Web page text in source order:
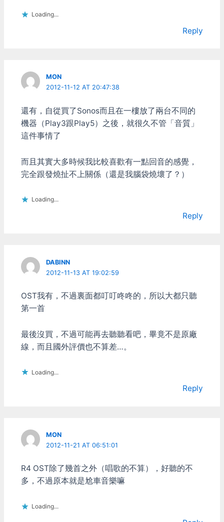
隻sub woofer大概要四、
就不會從喇叭發出那些低音
來。 前言講完了，來講A/B
301.2的時候，bass聲的董
~咚~幾乎都不見了，聽是
聽的到，可是變的沒感覺。
顯。兩邊這樣切來切去的時
候覺得有點失落，Elac
(因為都沒重低音)。具體形
容的話，在ACS45.1董~咚
接下來試著不要一直切來切
去，每個喇叭各聽一段時間
ACS45.1有董~咚~是不
錯，可是整段聽起來就沒有
覺得特別開心；而Elac
音出來，哇，這地方爽！另
一個聲音出來，哇，這好！
的聲音、或是像小提琴拉
感覺像氣弱游絲但還不會
斷，大聲又可以到很暴。有
的，哇，讚！ Elac 301.2對
那種會抖的聲音反應特好，
不管是樂器或人聲，這種地
ACS45.1，抖是有在抖，可
的按壓力量偏軟一點點，回
太硬而點不快...(出力了，
按鈕還不下去的那種感覺)
測試，平均大概是每秒6次
點擊 D2F-01F按起來的感
覺比較快，但實際上點擊的
總數差不多 因為01F偶爾會
段落感 不知道是不是D2F-
01F和D2FC-F-7N按起來比
有點出力才按的下去，管他
點軟，不過跟原本D2FC-F-
7N還挺像的 另外在VX
明顯覺得變軟 可能VX
Nano的按鍵本身比較沒有
彈性吧…
Loading...
Reply
MON
2012-11-12 AT 20:47:38
還有，自從買了Sonos而且在一樓放了兩台不同的
機器（Play3跟Play5）之後，就很久不管「音質」
這件事情了
而且其實大多時候我比較喜歡有一點回音的感覺，
完全跟發燒扯不上關係（還是我腦袋燒壞了？）
Loading...
Reply
DABINN
2012-11-13 AT 19:02:59
OST我有，不過裏面都叮叮咚咚的，所以大都只聽
第一首
最後沒買，不過可能再去聽聽看吧，畢竟不是原廠
線，而且國外評價也不算差…。
Loading...
Reply
MON
2012-11-21 AT 06:51:01
R4 OST除了幾首之外（唱歌的不算），好聽的不
多，不過原本就是尬車音樂嘛
Loading...